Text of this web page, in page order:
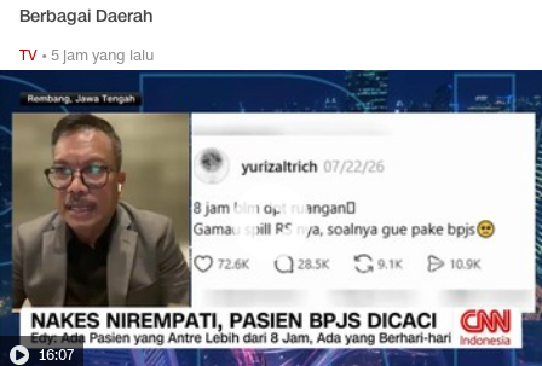
Berbagai Daerah
TV • 5 jam yang lalu
16:07